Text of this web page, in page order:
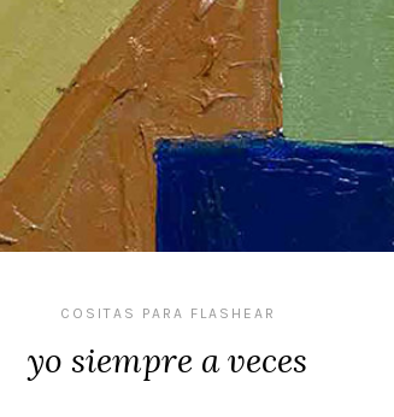
COSITAS PARA FLASHEAR
yo siempre a veces